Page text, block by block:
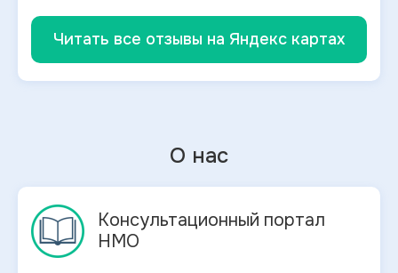
Читать все отзывы на Яндекс картах
О нас
Консультационный портал
НМО